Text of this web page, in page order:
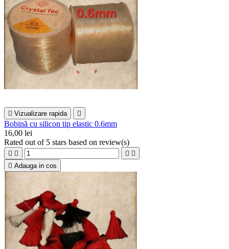
 Vizualizare rapida 
Bobină cu silicon tip elastic 0.6mm
16,00 lei
Rated out of 5 stars based on review(s)
   
 Adauga in cos